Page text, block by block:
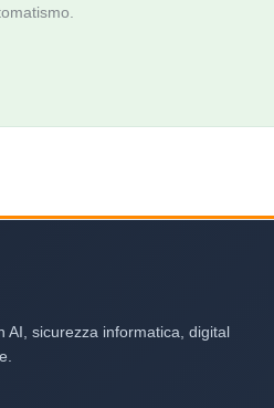
AI, sicurezza informatica, digital